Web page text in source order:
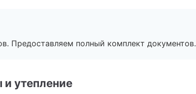
Предоставляем полный комплект документов.
утепление